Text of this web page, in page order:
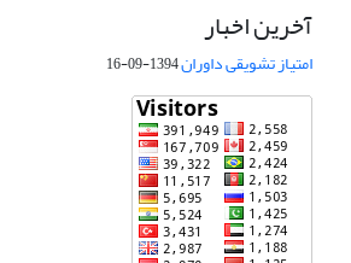
آخرین اخبار
امتیاز تشویقی داوران1394-09-16